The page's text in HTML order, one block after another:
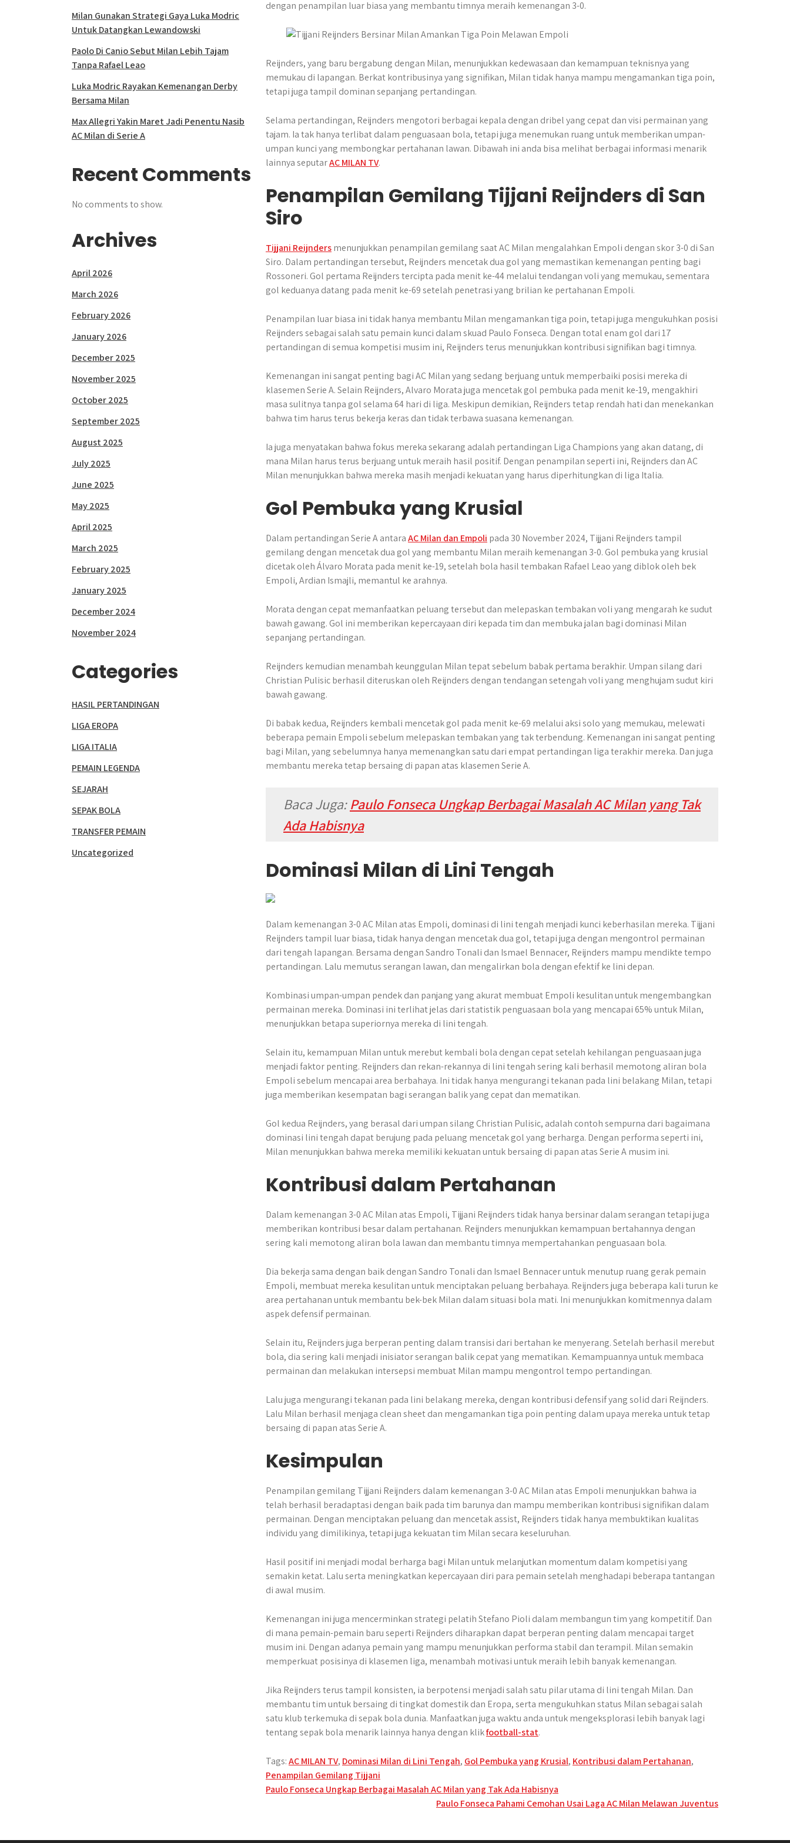
t
e
o
o
s
n
r
e
r
a
p
e
dengan penampilan luar biasa yang membantu timnya meraih kemenangan 3-0.
Reijnders, yang baru bergabung dengan Milan, menunjukkan kedewasaan dan kemampuan teknisnya yang
memukau di lapangan. Berkat kontribusinya yang signifikan, Milan tidak hanya mampu mengamankan tiga poin,
tetapi juga tampil dominan sepanjang pertandingan.
Selama pertandingan, Reijnders mengotori berbagai kepala dengan dribel yang cepat dan visi permainan yang
tajam. Ia tak hanya terlibat dalam penguasaan bola, tetapi juga menemukan ruang untuk memberikan umpan-
umpan kunci yang membongkar pertahanan lawan. Dibawah ini anda bisa melihat berbagai informasi menarik
lainnya seputarAC MILAN TV.
Penampilan Gemilang Tijjani Reijnders di San
Siro
Tijjani Reijndersmenunjukkan penampilan gemilang saat AC Milan mengalahkan Empoli dengan skor 3-0 di San
Siro. Dalam pertandingan tersebut, Reijnders mencetak dua gol yang memastikan kemenangan penting bagi
Rossoneri. Gol pertama Reijnders tercipta pada menit ke-44 melalui tendangan voli yang memukau, sementara
gol keduanya datang pada menit ke-69 setelah penetrasi yang brilian ke pertahanan Empoli.
Penampilan luar biasa ini tidak hanya membantu Milan mengamankan tiga poin, tetapi juga mengukuhkan posisi
Reijnders sebagai salah satu pemain kunci dalam skuad Paulo Fonseca. Dengan total enam gol dari 17
pertandingan di semua kompetisi musim ini, Reijnders terus menunjukkan kontribusi signifikan bagi timnya.
Kemenangan ini sangat penting bagi AC Milan yang sedang berjuang untuk memperbaiki posisi mereka di
klasemen Serie A. Selain Reijnders, Alvaro Morata juga mencetak gol pembuka pada menit ke-19, mengakhiri
masa sulitnya tanpa gol selama 64 hari di liga. Meskipun demikian, Reijnders tetap rendah hati dan menekankan
bahwa tim harus terus bekerja keras dan tidak terbawa suasana kemenangan.
Ia juga menyatakan bahwa fokus mereka sekarang adalah pertandingan Liga Champions yang akan datang, di
mana Milan harus terus berjuang untuk meraih hasil positif. Dengan penampilan seperti ini, Reijnders dan AC
Milan menunjukkan bahwa mereka masih menjadi kekuatan yang harus diperhitungkan di liga Italia.
Gol Pembuka yang Krusial
Dalam pertandingan Serie A antaraAC Milan dan Empoli pada 30 November 2024, Tijjani Reijnders tampil
gemilang dengan mencetak dua gol yang membantu Milan meraih kemenangan 3-0. Gol pembuka yang krusial
dicetak oleh Álvaro Morata pada menit ke-19, setelah bola hasil tembakan Rafael Leao yang diblok oleh bek
Empoli, Ardian Ismajli, memantul ke arahnya.
Morata dengan cepat memanfaatkan peluang tersebut dan melepaskan tembakan voli yang mengarah ke sudut
bawah gawang. Gol ini memberikan kepercayaan diri kepada tim dan membuka jalan bagi dominasi Milan
sepanjang pertandingan.
Reijnders kemudian menambah keunggulan Milan tepat sebelum babak pertama berakhir. Umpan silang dari
Christian Pulisic berhasil diteruskan oleh Reijnders dengan tendangan setengah voli yang menghujam sudut kiri
bawah gawang.
Di babak kedua, Reijnders kembali mencetak gol pada menit ke-69 melalui aksi solo yang memukau, melewati
beberapa pemain Empoli sebelum melepaskan tembakan yang tak terbendung. Kemenangan ini sangat penting
bagi Milan, yang sebelumnya hanya memenangkan satu dari empat pertandingan liga terakhir mereka. Dan juga
membantu mereka tetap bersaing di papan atas klasemen Serie A.
Baca Juga:Paulo Fonseca Ungkap Berbagai Masalah AC Milan yang Tak
Ada Habisnya
Dominasi Milan di Lini Tengah
Dalam kemenangan 3-0 AC Milan atas Empoli, dominasi di lini tengah menjadi kunci keberhasilan mereka. Tijjani
Reijnders tampil luar biasa, tidak hanya dengan mencetak dua gol, tetapi juga dengan mengontrol permainan
dari tengah lapangan. Bersama dengan Sandro Tonali dan Ismael Bennacer, Reijnders mampu mendikte tempo
pertandingan. Lalu memutus serangan lawan, dan mengalirkan bola dengan efektif ke lini depan.
Kombinasi umpan-umpan pendek dan panjang yang akurat membuat Empoli kesulitan untuk mengembangkan
permainan mereka. Dominasi ini terlihat jelas dari statistik penguasaan bola yang mencapai 65% untuk Milan,
menunjukkan betapa superiornya mereka di lini tengah.
Selain itu, kemampuan Milan untuk merebut kembali bola dengan cepat setelah kehilangan penguasaan juga
menjadi faktor penting. Reijnders dan rekan-rekannya di lini tengah sering kali berhasil memotong aliran bola
Empoli sebelum mencapai area berbahaya. Ini tidak hanya mengurangi tekanan pada lini belakang Milan, tetapi
juga memberikan kesempatan bagi serangan balik yang cepat dan mematikan.
Gol kedua Reijnders, yang berasal dari umpan silang Christian Pulisic, adalah contoh sempurna dari bagaimana
dominasi lini tengah dapat berujung pada peluang mencetak gol yang berharga. Dengan performa seperti ini,
Milan menunjukkan bahwa mereka memiliki kekuatan untuk bersaing di papan atas Serie A musim ini.
Kontribusi dalam Pertahanan
Dalam kemenangan 3-0 AC Milan atas Empoli, Tijjani Reijnders tidak hanya bersinar dalam serangan tetapi juga
memberikan kontribusi besar dalam pertahanan. Reijnders menunjukkan kemampuan bertahannya dengan
sering kali memotong aliran bola lawan dan membantu timnya mempertahankan penguasaan bola.
Dia bekerja sama dengan baik dengan Sandro Tonali dan Ismael Bennacer untuk menutup ruang gerak pemain
Empoli, membuat mereka kesulitan untuk menciptakan peluang berbahaya. Reijnders juga beberapa kali turun ke
area pertahanan untuk membantu bek-bek Milan dalam situasi bola mati. Ini menunjukkan komitmennya dalam
aspek defensif permainan.
Selain itu, Reijnders juga berperan penting dalam transisi dari bertahan ke menyerang. Setelah berhasil merebut
bola, dia sering kali menjadi inisiator serangan balik cepat yang mematikan. Kemampuannya untuk membaca
permainan dan melakukan intersepsi membuat Milan mampu mengontrol tempo pertandingan.
Lalu juga mengurangi tekanan pada lini belakang mereka, dengan kontribusi defensif yang solid dari Reijnders.
Lalu Milan berhasil menjaga clean sheet dan mengamankan tiga poin penting dalam upaya mereka untuk tetap
bersaing di papan atas Serie A.
Kesimpulan
Penampilan gemilang Tijjani Reijnders dalam kemenangan 3-0 AC Milan atas Empoli menunjukkan bahwa ia
telah berhasil beradaptasi dengan baik pada tim barunya dan mampu memberikan kontribusi signifikan dalam
permainan. Dengan menciptakan peluang dan mencetak assist, Reijnders tidak hanya membuktikan kualitas
individu yang dimilikinya, tetapi juga kekuatan tim Milan secara keseluruhan.
Hasil positif ini menjadi modal berharga bagi Milan untuk melanjutkan momentum dalam kompetisi yang
semakin ketat. Lalu serta meningkatkan kepercayaan diri para pemain setelah menghadapi beberapa tantangan
di awal musim.
Kemenangan ini juga mencerminkan strategi pelatih Stefano Pioli dalam membangun tim yang kompetitif. Dan
di mana pemain-pemain baru seperti Reijnders diharapkan dapat berperan penting dalam mencapai target
musim ini. Dengan adanya pemain yang mampu menunjukkan performa stabil dan terampil. Milan semakin
memperkuat posisinya di klasemen liga, menambah motivasi untuk meraih lebih banyak kemenangan.
Jika Reijnders terus tampil konsisten, ia berpotensi menjadi salah satu pilar utama di lini tengah Milan. Dan
membantu tim untuk bersaing di tingkat domestik dan Eropa, serta mengukuhkan status Milan sebagai salah
satu klub terkemuka di sepak bola dunia. Manfaatkan juga waktu anda untuk mengeksplorasi lebih banyak lagi
tentang sepak bola menarik lainnya hanya dengan klikfootball-stat.
Tags:AC MILAN TV, Dominasi Milan di Lini Tengah, Gol Pembuka yang Krusial, Kontribusi dalam Pertahanan,
Penampilan Gemilang Tijjani
Post
Paulo Fonseca Ungkap Berbagai Masalah AC Milan yang Tak Ada Habisnya
Paulo Fonseca Pahami Cemohan Usai Laga AC Milan Melawan Juventus
Milan Gunakan Strategi Gaya Luka Modric
Untuk Datangkan Lewandowski
Paolo Di Canio Sebut Milan Lebih Tajam
Tanpa Rafael Leao
Luka Modric Rayakan Kemenangan Derby
Bersama Milan
Max Allegri Yakin Maret Jadi Penentu Nasib
AC Milan di Serie A
Recent Comments
No comments to show.
Archives
April 2026
March 2026
February 2026
January 2026
December 2025
November 2025
October 2025
September 2025
August 2025
July 2025
June 2025
May 2025
April 2025
March 2025
February 2025
January 2025
December 2024
November 2024
Categories
HASIL PERTANDINGAN
LIGA EROPA
LIGA ITALIA
PEMAIN LEGENDA
SEJARAH
SEPAK BOLA
TRANSFER PEMAIN
Uncategorized